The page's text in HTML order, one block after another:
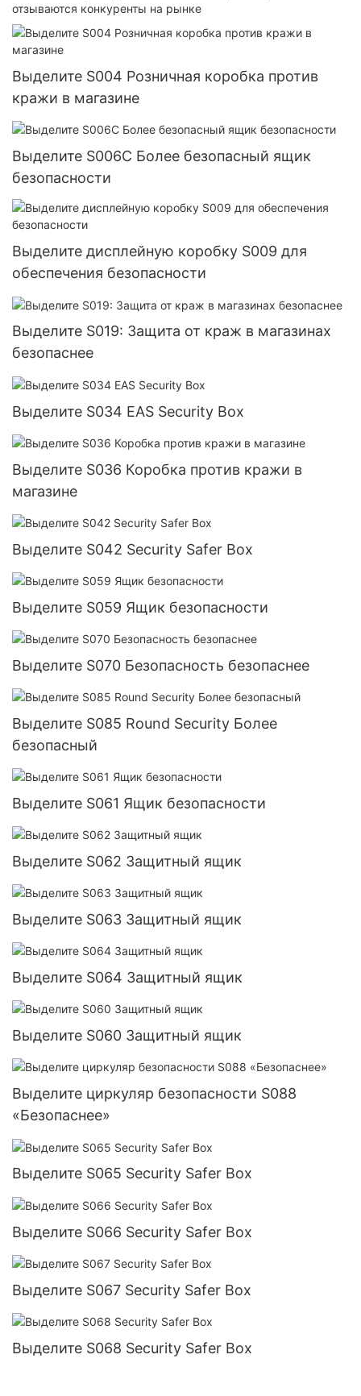
отзываются конкуренты на рынке
Выделите S004 Розничная коробка против
кражи в магазине
Выделите S006C Более безопасный ящик
безопасности
Выделите дисплейную коробку S009 для
обеспечения безопасности
Выделите S019: Защита от краж в магазинах
безопаснее
Выделите S034 EAS Security Box
Выделите S036 Коробка против кражи в
магазине
Выделите S042 Security Safer Box
Выделите S059 Ящик безопасности
Выделите S070 Безопасность безопаснее
Выделите S085 Round Security Более
безопасный
Выделите S061 Ящик безопасности
Выделите S062 Защитный ящик
Выделите S063 Защитный ящик
Выделите S064 Защитный ящик
Выделите S060 Защитный ящик
Выделите циркуляр безопасности S088
«Безопаснее»
Выделите S065 Security Safer Box
Выделите S066 Security Safer Box
Выделите S067 Security Safer Box
Выделите S068 Security Safer Box